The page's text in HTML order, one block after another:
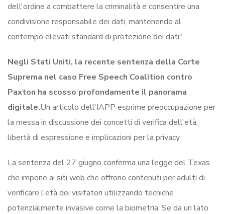
dell'ordine a combattere la criminalità e consentire una
condivisione responsabile dei dati, mantenendo al
contempo elevati standard di protezione dei dati".
Negli Stati Uniti, la recente sentenza della Corte
Suprema nel caso Free Speech Coalition contro
Paxton ha scosso profondamente il panorama
digitale.Un articolo dell'IAPP esprime preoccupazione per
la messa in discussione dei concetti di verifica dell'età,
libertà di espressione e implicazioni per la privacy.
La sentenza del 27 giugno conferma una legge del Texas
che impone ai siti web che offrono contenuti per adulti di
verificare l'età dei visitatori utilizzando tecniche
potenzialmente invasive come la biometria. Se da un lato